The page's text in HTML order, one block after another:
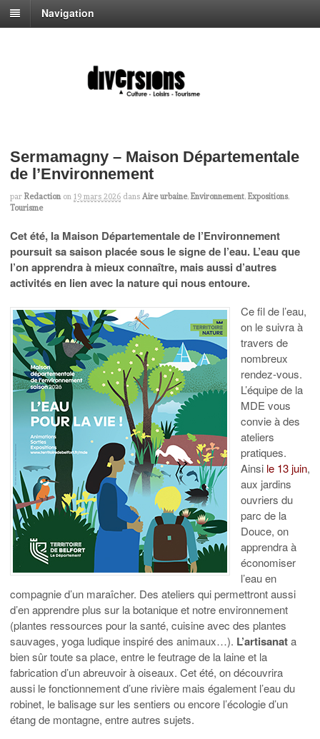
Navigation
Sermamagny – Maison Départementale
de l’Environnement
par Redaction on 19 mars 2026 dans Aire urbaine, Environnement, Expositions,
Tourisme
Cet été, la Maison Départementale de l’Environnement
poursuit sa saison placée sous le signe de l’eau. L’eau que
l’on apprendra à mieux connaître, mais aussi d’autres
activités en lien avec la nature qui nous entoure.
Ce fil de l’eau,
on le suivra à
travers de
nombreux
rendez-vous.
L’équipe de la
MDE vous
convie à des
ateliers
pratiques.
Ainsi le 13 juin,
aux jardins
ouvriers du
parc de la
Douce, on
apprendra à
économiser
l’eau en
compagnie d’un maraîcher. Des ateliers qui permettront aussi
d’en apprendre plus sur la botanique et notre environnement
(plantes ressources pour la santé, cuisine avec des plantes
sauvages, yoga ludique inspiré des animaux…). L’artisanata
bien sûr toute sa place, entre le feutrage de la laine et la
fabrication d’un abreuvoir à oiseaux. Cet été, on découvrira
aussi le fonctionnement d’une rivière mais également l’eau du
robinet, le balisage sur les sentiers ou encore l’écologie d’un
étang de montagne, entre autres sujets.